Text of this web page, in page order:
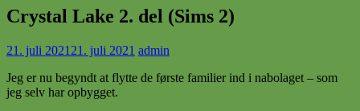
Crystal Lake 2. del (Sims 2)
21. juli 2021 21. juli 2021 admin
Jeg er nu begyndt at flytte de første familier ind i nabolaget – som
jeg selv har opbygget.